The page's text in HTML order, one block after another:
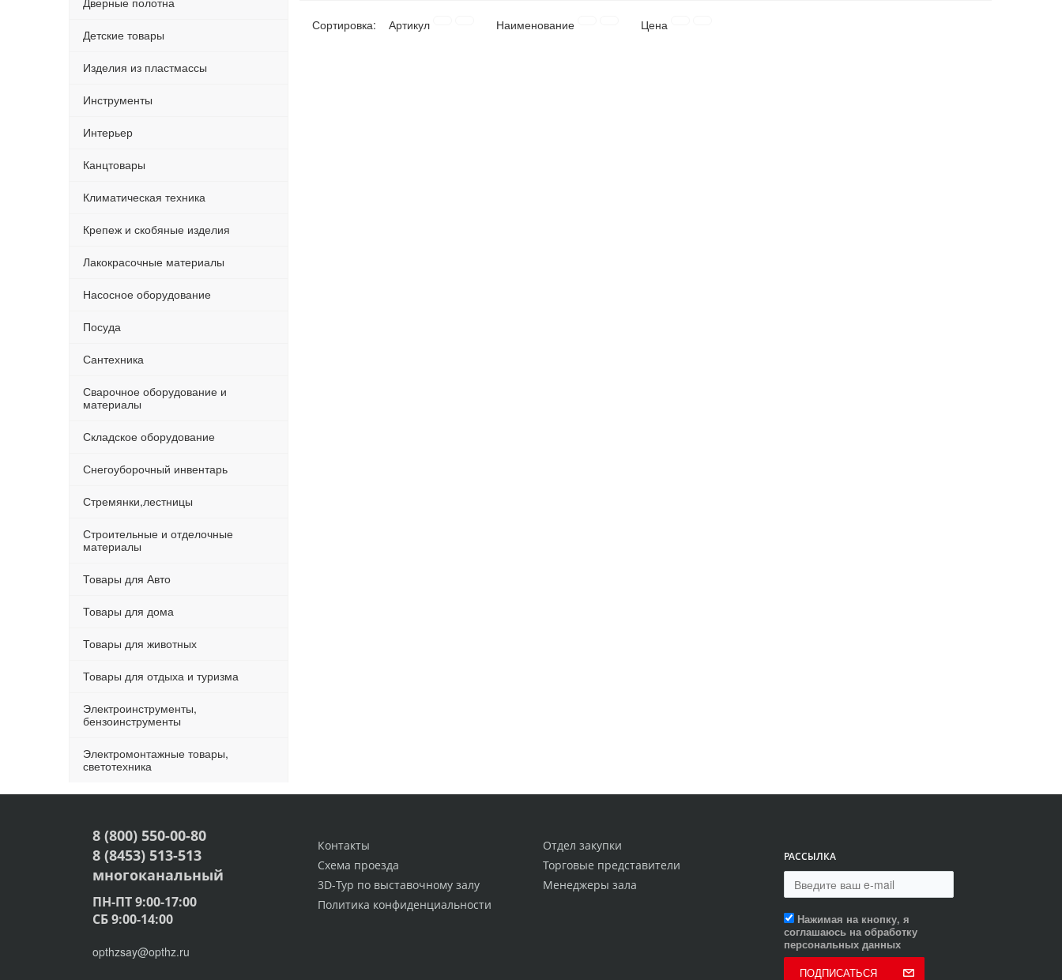
Детские товары
Изделия из пластмассы
Инструменты
Интерьер
Канцтовары
Климатическая техника
Крепеж и скобяные изделия
Лакокрасочные материалы
Насосное оборудование
Посуда
Сантехника
Сварочное оборудование и
материалы
Складское оборудование
Снегоуборочный инвентарь
Стремянки,лестницы
Строительные и отделочные
материалы
Товары для Авто
Товары для дома
Товары для животных
Товары для отдыха и туризма
Электроинструменты,
бензоинструменты
Электромонтажные товары,
светотехника
Сортировка: Артикул Наименование Цена
Отдел закупки
Торговые представители
Менеджеры зала
Контакты
Схема проезда
3D-Тур по выставочному залу
Политика конфиденциальности
РАССЫЛКА
Нажимая на кнопку, я
соглашаюсь на обработку
персональных данных
ПОДПИСАТЬСЯ
8 (800) 550-00-80
8 (8453) 513-513
многоканальный
ПН-ПТ 9:00-17:00
СБ 9:00-14:00
opthzsay@opthz.ru